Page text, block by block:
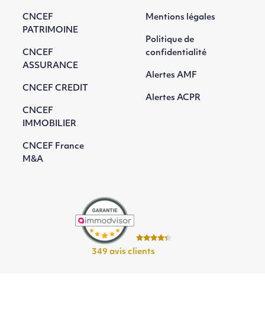
349 avis clients
CNCEF
PATRIMOINE
CNCEF
ASSURANCE
CNCEF CREDIT
CNCEF
IMMOBILIER
CNCEF France
M&A
Mentions légales
Politique de
confidentialité
Alertes AMF
Alertes ACPR